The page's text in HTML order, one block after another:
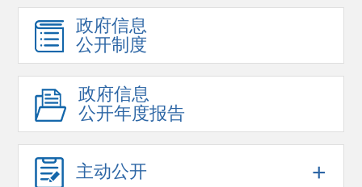
政府信息
公开制度
政府信息
公开年度报告
主动公开 +